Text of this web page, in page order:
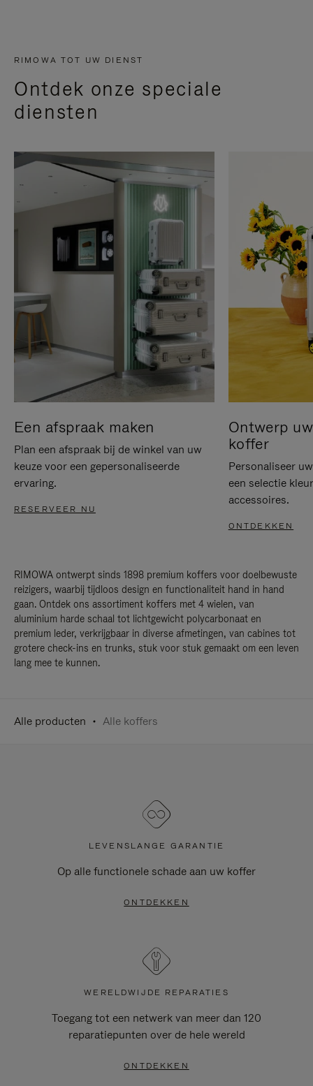
RIMOWA TOT UW DIENST
Ontdek onze speciale
diensten
Een afspraak maken
Plan een afspraak bij de winkel van uw
keuze voor een gepersonaliseerde
ervaring.
RESERVEER NU
Ontwerp
koffer
Personaliseer
een selectie
accessoires.
ONTDEKKEN
RIMOWA ontwerpt sinds 1898 premium koffers voor doelbewuste
reizigers, waarbij tijdloos design en functionaliteit hand in hand
gaan. Ontdek ons assortiment koffers met 4 wielen, van
aluminium harde schaal tot lichtgewicht polycarbonaat en
premium leder, verkrijgbaar in diverse afmetingen, van cabines tot
grotere check-ins en trunks, stuk voor stuk gemaakt om een leven
lang mee te kunnen.
Alle producten Alle koffers
LEVENSLANGE GARANTIE
Op alle functionele schade aan uw koffer
ONTDEKKEN
WERELDWIJDE REPARATIES
Toegang tot een netwerk van meer dan 120
reparatiepunten over de hele wereld
ONTDEKKEN